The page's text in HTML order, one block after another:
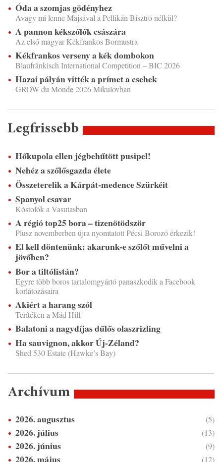
Óda a szomjas gödényhez
Avagy mi lenne Majsával a Pellikán Bisztró nélkül?
A pannon kékszőlők császára
Az első magyar Kékfrankos Bormustra
Kékfrankos verseny a kék dombokon
Blaufränkisch International Competition – BIC 2026
Hazai pályán vitték a prímet a csehek
GROW du Monde 2026 Mikulovban
Legfrissebb
Hőkupola ellen jégbehűtött pusipel!
Nehéz a szőlősgazda élete
Összeterelik a Kárpát-medence Szürkéit
Spanyol csavar
Kóstolók a Vasutasban
A régió top25 bora – tizenötödször
Plusz novemberben újra nyomtatott Pécsi Borozó érkezik!
El kell döntenünk: akarunk-e szőlőt művelni a
jövőben?
Bor a tiltólistán?
Egyre több boros tartalomgyártó panaszkodik a Facebook
korlátozásaira
Akiért a harang szól
Terítéken a Mád Hill
Balatoni a nagydíjas dűlős olaszrizling
Ha sauvignon, akkor Új-Zéland?
Shed 530 Estate (Hawke’s Bay)
Archívum
2026. augusztus (5)
2026. július (13)
2026. június (9)
2026. május (12)